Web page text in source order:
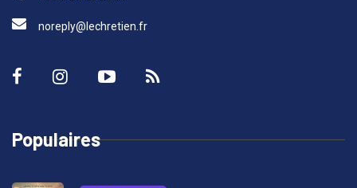
noreply@lechretien.fr
Populaires